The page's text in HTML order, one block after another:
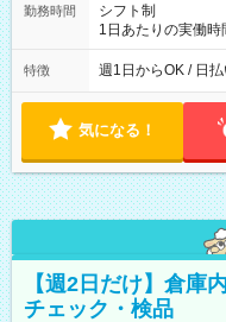
勤務時間
シフト制
1日あたりの実働
実働時間：1-5時間
能！ └平日・土曜
18:00 などの
特徴 週1日からOK / 日
気になる！
【週2日だけ】倉
チェック・検品